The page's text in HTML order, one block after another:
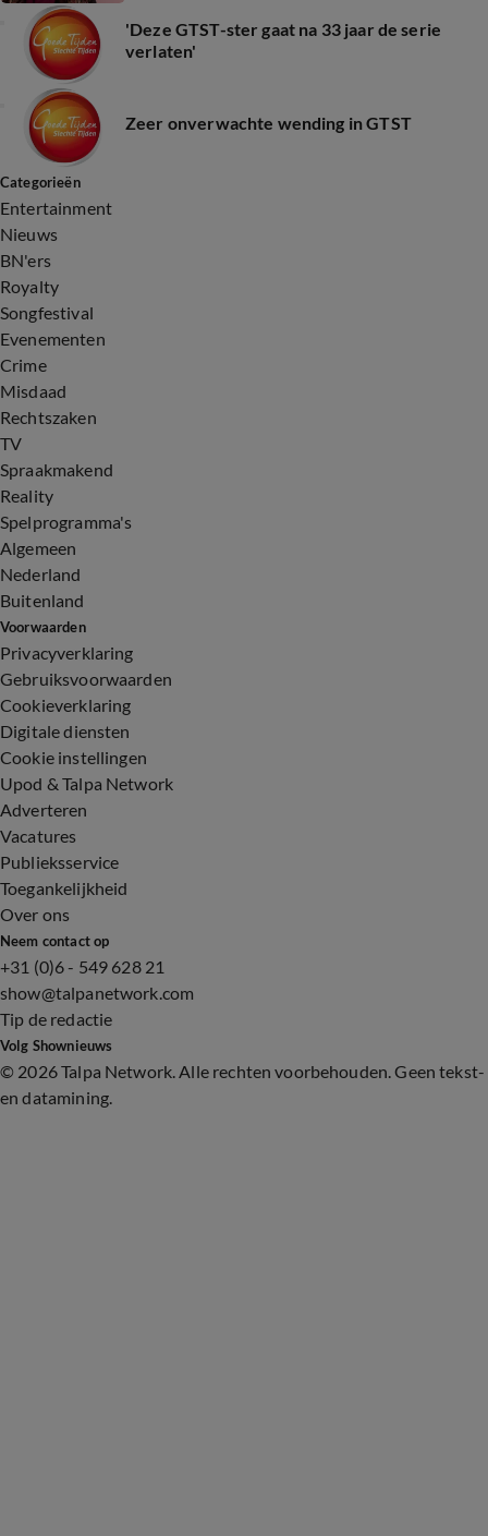
'Deze GTST-ster gaat na 33 jaar de serie
verlaten'
Zeer onverwachte wending in GTST
Categorieën
Entertainment
Nieuws
BN'ers
Royalty
Songfestival
Evenementen
Crime
Misdaad
Rechtszaken
TV
Spraakmakend
Reality
Spelprogramma's
Algemeen
Nederland
Buitenland
Voorwaarden
Privacyverklaring
Gebruiksvoorwaarden
Cookieverklaring
Digitale diensten
Cookie instellingen
Upod & Talpa Network
Adverteren
Vacatures
Publieksservice
Toegankelijkheid
Over ons
Neem contact op
+31 (0)6 - 549 628 21
show@talpanetwork.com
Tip de redactie
Volg Shownieuws
© 2026 Talpa Network. Alle rechten voorbehouden. Geen tekst-
en datamining.